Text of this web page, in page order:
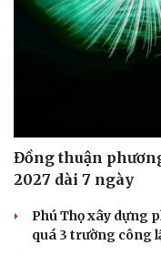
Cải chính
Đồng thuận
2027 dài 7 ngày
Phú Thọ xây dựng
quá 3 trường công